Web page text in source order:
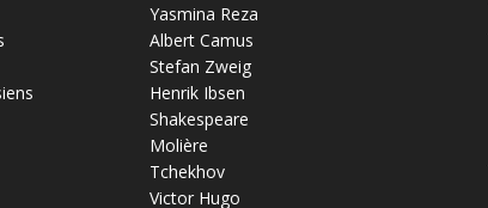
Yasmina Reza
Albert Camus
Stefan Zweig
Henrik Ibsen
Shakespeare
Molière
Tchekhov
Victor Hugo